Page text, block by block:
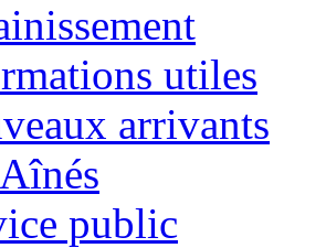
utiles
arrivants
public